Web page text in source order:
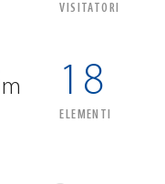
VISITATORI
m 18
ELEMENTI